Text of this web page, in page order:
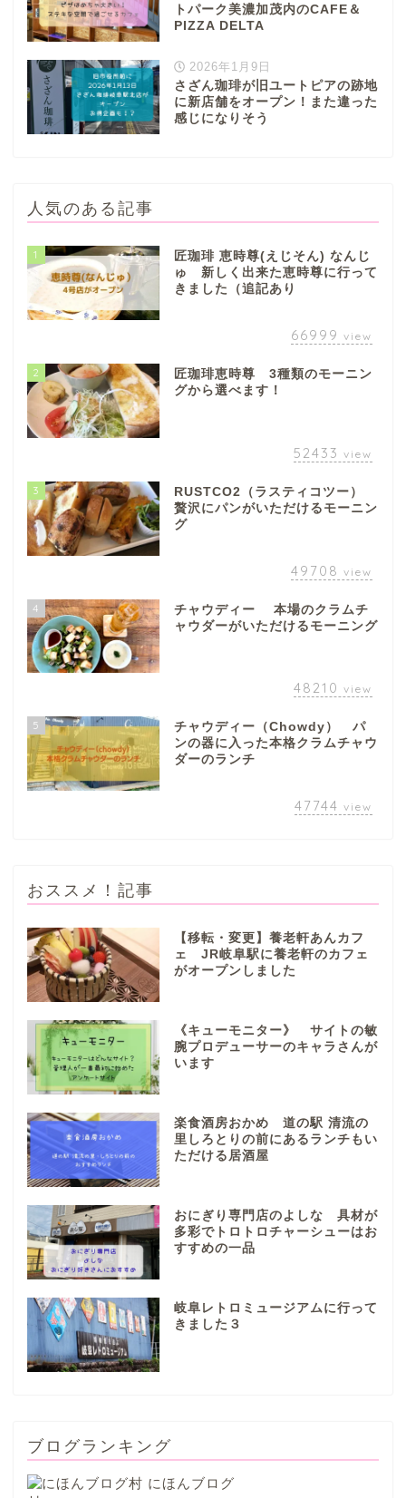
トパーク美濃加茂内のCAFE＆
PIZZA DELTA
2026年1月9日
さざん珈琲が旧ユートピアの跡地
に新店舗をオープン！また違った
感じになりそう
人気のある記事
1
匠珈琲 恵時尊(えじそん) なんじ
ゅ 新しく出来た恵時尊に行って
きました（追記あり
66999 view
2
匠珈琲恵時尊 3種類のモーニン
グから選べます！
52433 view
3
RUSTCO2（ラスティコツー）
贅沢にパンがいただけるモーニン
グ
49708 view
4
チャウディー 本場のクラムチ
ャウダーがいただけるモーニング
48210 view
5
チャウディー（Chowdy） パ
ンの器に入った本格クラムチャウ
ダーのランチ
47744 view
おススメ！記事
【移転・変更】養老軒あんカフ
ェ JR岐阜駅に養老軒のカフェ
がオープンしました
《キューモニター》 サイトの敏
腕プロデューサーのキャラさんが
います
楽食酒房おかめ 道の駅 清流の
里しろとりの前にあるランチもい
ただける居酒屋
おにぎり専門店のよしな 具材が
多彩でトロトロチャーシューはお
すすめの一品
岐阜レトロミュージアムに行って
きました３
ブログランキング
ぎふまるけとは。
ぎふまるけ内の記事と写真
（画像）＆掲載情報につい
岐阜地域
各務原市
山県市